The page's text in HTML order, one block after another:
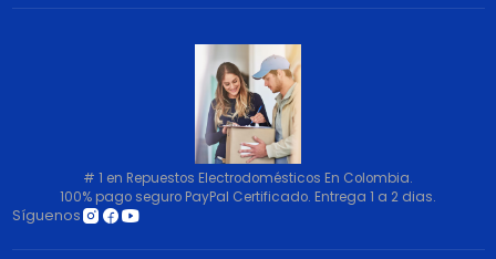
# 1 en Repuestos Electrodomésticos En Colombia.
100% pago seguro PayPal Certificado. Entrega 1 a 2 dias.
Síguenos